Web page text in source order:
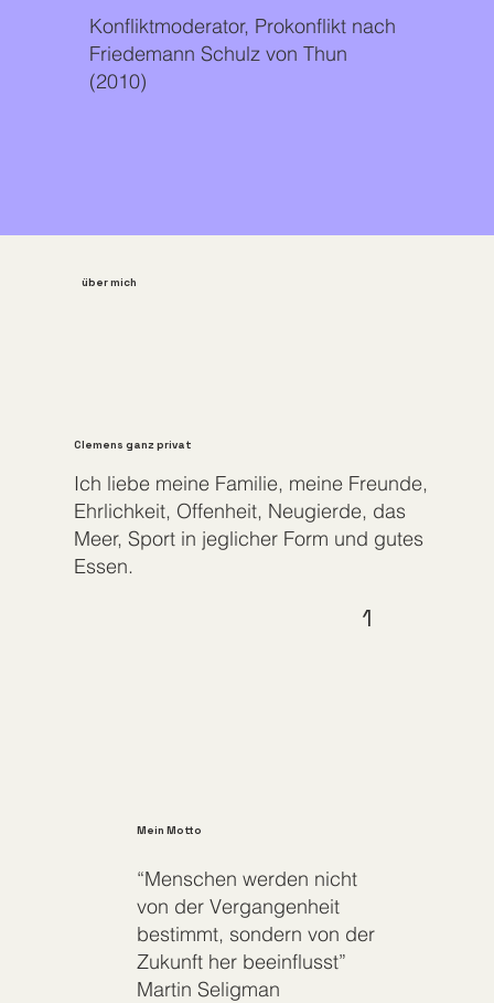
über mich
Clemens ganz privat
Ich liebe meine Familie, meine Freunde,
Ehrlichkeit, Offenheit, Neugierde, das
Meer, Sport in jeglicher Form und gutes
Essen.
1
Mein Motto
“Menschen werden nicht
von der Vergangenheit
bestimmt, sondern von der
Zukunft her beeinflusst”
Martin Seligman
Konfliktmoderator, Prokonflikt nach
Friedemann Schulz von Thun
(2010)